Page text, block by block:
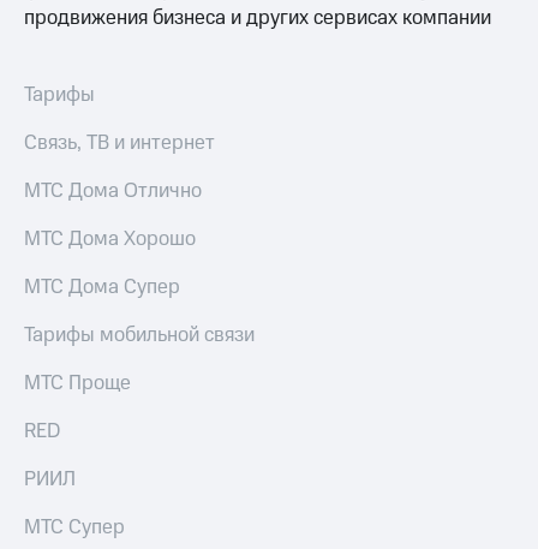
продвижения бизнеса и других сервисах компании
Тарифы
Связь, ТВ и интернет
МТС Дома Отлично
МТС Дома Хорошо
МТС Дома Супер
Тарифы мобильной связи
МТС Проще
RED
РИИЛ
МТС Супер